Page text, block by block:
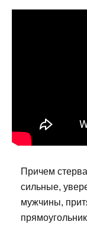
Причем
сильные,
мужчины,